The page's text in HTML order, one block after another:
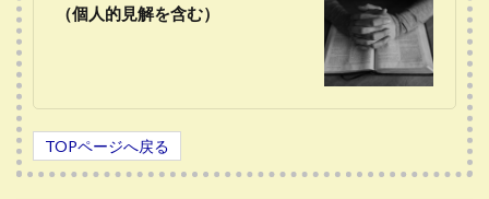
（個人的見解を含む）
TOPページへ戻る